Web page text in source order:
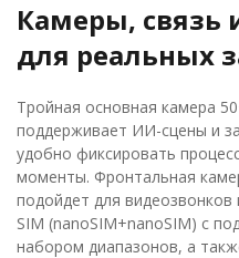
Камеры, связь
для реальных
Тройная основная камера
поддерживает ИИ-сцены и
удобно фиксировать
моменты. Фронтальная
подойдет для
SIM (nanoSIM+nanoSIM) с
набором диапазонов, а